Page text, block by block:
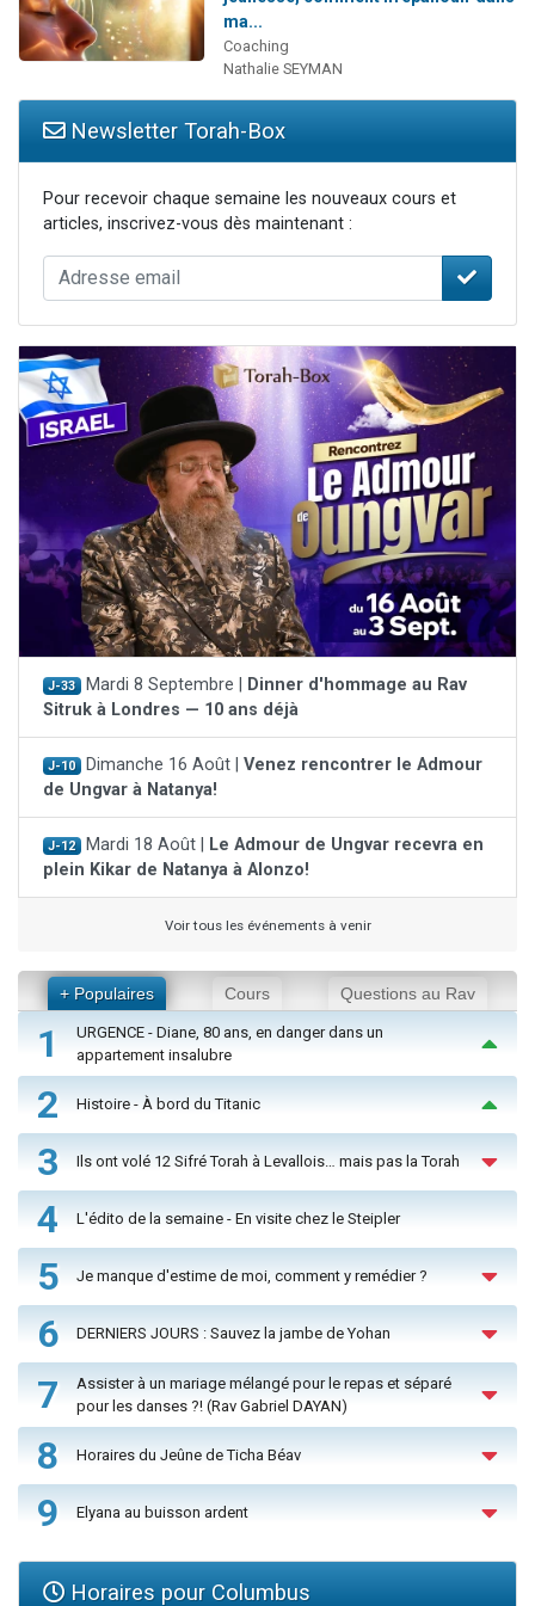
ma...
Coaching
Nathalie SEYMAN
Newsletter Torah-Box
Pour recevoir chaque semaine les nouveaux cours et
articles, inscrivez-vous dès maintenant :
J-33 Mardi 8 Septembre |
Dinner d'hommage au Rav
Sitruk à Londres — 10 ans déjà
J-10 Dimanche 16 Août | Venez rencontrer le Admour
de Ungvar à Natanya!
J-12 Mardi 18 Août |
Le Admour de Ungvar recevra en
plein Kikar de Natanya à Alonzo!
Voir tous les événements à venir
+ Populaires Cours Questions au Rav
1
URGENCE - Diane, 80 ans, en danger dans un
appartement insalubre
2 Histoire - À bord du Titanic
3 Ils ont volé 12 Sifré Torah à Levallois… mais pas la Torah
4 L'édito de la semaine - En visite chez le Steipler
5 Je manque d'estime de moi, comment y remédier ?
6 DERNIERS JOURS : Sauvez la jambe de Yohan
7
Assister à un mariage mélangé pour le repas et séparé
pour les danses ?! (Rav Gabriel DAYAN)
8 Horaires du Jeûne de Ticha Béav
9 Elyana au buisson ardent
Horaires pour Columbus